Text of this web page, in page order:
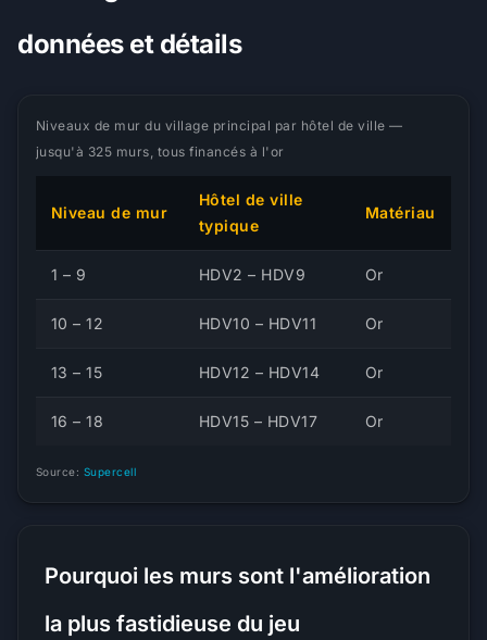
données et détails
Niveaux de mur du village principal par hôtel de ville —
jusqu'à 325 murs, tous financés à l'or
Niveau de mur
Hôtel de ville
typique
Matériau
1 – 9 HDV2 – HDV9 Or
10 – 12 HDV10 – HDV11 Or
13 – 15 HDV12 – HDV14 Or
16 – 18 HDV15 – HDV17 Or
Source: Supercell
Pourquoi les murs sont l'amélioration
la plus fastidieuse du jeu